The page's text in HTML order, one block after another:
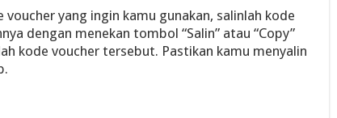
yang ingin kamu gunakan, salinlah kode
dengan menekan tombol “Salin” atau “Copy”
kode voucher tersebut. Pastikan kamu menyalin